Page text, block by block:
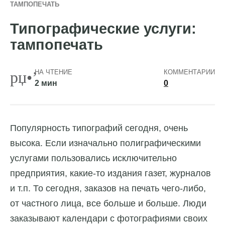
ТАМПОПЕЧАТЬ
Типографические услуги:
тампопечать
НА ЧТЕНИЕ
2 мин
КОММЕНТАРИИ
0
Популярность типографий сегодня, очень
высока. Если изначально полиграфическими
услугами пользовались исключительно
предприятия, какие-то издания газет, журналов
и т.п. То сегодня, заказов на печать чего-либо,
от частного лица, все больше и больше. Люди
заказывают календари с фотографиями своих